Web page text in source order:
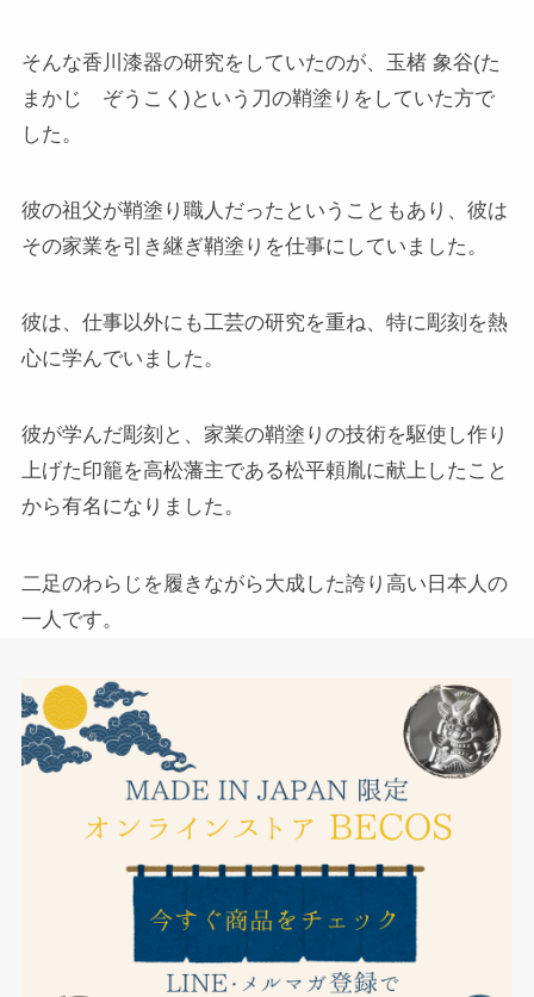
そんな香川漆器の研究をしていたのが、玉楮 象谷(た
まかじ ぞうこく)という刀の鞘塗りをしていた方で
した。
彼の祖父が鞘塗り職人だったということもあり、彼は
その家業を引き継ぎ鞘塗りを仕事にしていました。
彼は、仕事以外にも工芸の研究を重ね、特に彫刻を熱
心に学んでいました。
彼が学んだ彫刻と、家業の鞘塗りの技術を駆使し作り
上げた印籠を高松藩主である松平頼胤に献上したこと
から有名になりました。
二足のわらじを履きながら大成した誇り高い日本人の
一人です。